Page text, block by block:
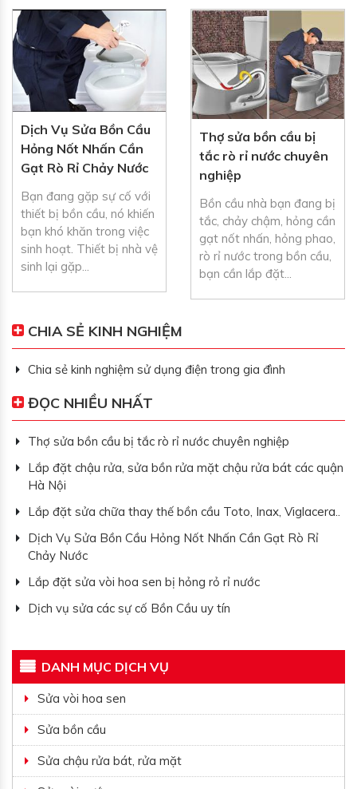
Dịch Vụ Sửa Bồn Cầu
Hỏng Nốt Nhấn Cần
Gạt Rò Rỉ Chảy Nước
Bạn đang gặp sự cố với
thiết bị bồn cầu, nó khiến
bạn khó khăn trong việc
sinh hoạt. Thiết bị nhà vệ
sinh lại gặp...
Thợ sửa bồn cầu bị
tắc rò rỉ nước chuyên
nghiệp
Bồn cầu nhà bạn đang bị
tắc, chảy chậm, hỏng cần
gạt nốt nhấn, hỏng phao,
rò rỉ nước trong bồn cầu,
bạn cần lắp đặt...
CHIA SẺ KINH NGHIỆM
Chia sẻ kinh nghiệm sử dụng điện trong gia đình
ĐỌC NHIỀU NHẤT
Thợ sửa bồn cầu bị tắc rò rỉ nước chuyên nghiệp
Lắp đặt chậu rửa, sửa bồn rửa mặt chậu rửa bát các quận
Hà Nội
Lắp đặt sửa chữa thay thế bồn cầu Toto, Inax, Viglacera..
Dịch Vụ Sửa Bồn Cầu Hỏng Nốt Nhấn Cần Gạt Rò Rỉ
Chảy Nước
Lắp đặt sửa vòi hoa sen bị hỏng rỏ rỉ nước
Dịch vụ sửa các sự cố Bồn Cầu uy tín
DANH MỤC DỊCH VỤ
Sửa vòi hoa sen
Sửa bồn cầu
Sửa chậu rửa bát, rửa mặt